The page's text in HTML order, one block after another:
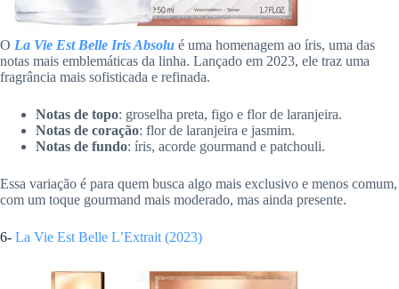
O La Vie Est Belle Iris Absolu é uma homenagem ao íris, uma das
notas mais emblemáticas da linha. Lançado em 2023, ele traz uma
fragrância mais sofisticada e refinada.
Notas de topo: groselha preta, figo e flor de laranjeira.
Notas de coração: flor de laranjeira e jasmim.
Notas de fundo: íris, acorde gourmand e patchouli.
Essa variação é para quem busca algo mais exclusivo e menos comum,
com um toque gourmand mais moderado, mas ainda presente.
6- La Vie Est Belle L’Extrait (2023)